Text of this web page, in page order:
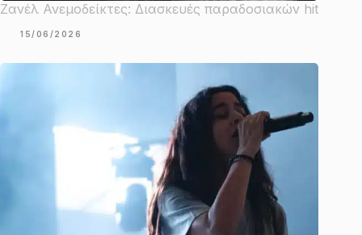
Ζανέλ Ανεμοδείκτες: Διασκευές παραδοσιακών hit
15/06/2026